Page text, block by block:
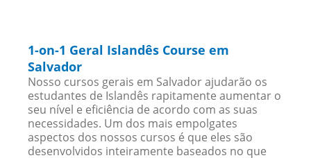
1-on-1 Geral Islandês Course em
Salvador
Nosso cursos gerais em Salvador ajudarão os
estudantes de Islandês rapitamente aumentar o
seu nível e eficiência de acordo com as suas
necessidades. Um dos mais empolgates
aspectos dos nossos cursos é que eles são
desenvolvidos inteiramente baseados no que